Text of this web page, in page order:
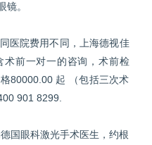
镜。
院费用不同，上海德视佳
术前一对一的咨询，术前检
80000.00 起 （包括三次术
901 8299.
眼科激光手术医生，约根